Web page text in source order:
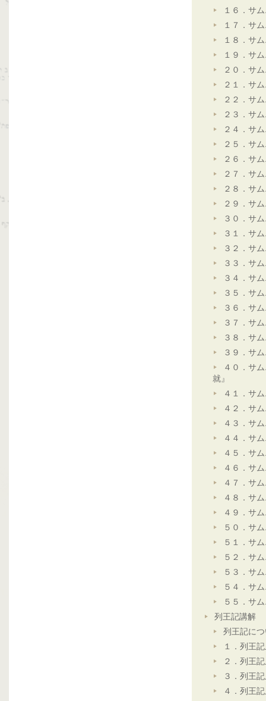
１６．サ
１７．サ
１８．サ
１９．サ
２０．サ
２１．サ
２２．サ
２３．サ
２４．サ
２５．サ
２６．サ
２７．サ
２８．サ
２９．サ
３０．サ
３１．サ
３２．サ
３３．サ
３４．サ
３５．サ
３６．サ
３７．サ
３８．サ
３９．サ
４０．サ
就』
４１．サ
４２．サ
４３．サ
４４．サ
４５．サ
４６．サ
４７．サ
４８．サ
４９．サ
５０．サ
５１．サ
５２．サ
５３．サ
５４．サ
５５．サ
列王記講解
列王記に
１．列王
２．列王
３．列王
４．列王